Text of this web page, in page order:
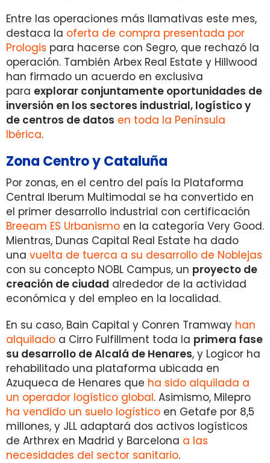
Entre las operaciones más llamativas este mes,
destaca la oferta de compra presentada por
Prologis para hacerse con Segro, que rechazó la
operación. También Arbex Real Estate y Hillwood
han firmado un acuerdo en exclusiva
para explorar conjuntamente oportunidades de
inversión en los sectores industrial, logístico y
de centros de datos en toda la Península
Ibérica.
Zona Centro y Cataluña
Por zonas, en el centro del país la Plataforma
Central Iberum Multimodal se ha convertido en
el primer desarrollo industrial con certificación
Breeam ES Urbanismo en la categoría Very Good.
Mientras, Dunas Capital Real Estate ha dado
una vuelta de tuerca a su desarrollo de Noblejas
con su concepto NOBL Campus, un proyecto de
creación de ciudad alrededor de la actividad
económica y del empleo en la localidad.
En su caso, Bain Capital y Conren Tramway han
alquilado a Cirro Fulfillment toda la primera fase
su desarrollo de Alcalá de Henares, y Logicor ha
rehabilitado una plataforma ubicada en
Azuqueca de Henares que ha sido alquilada a
un operador logístico global. Asimismo, Milepro
ha vendido un suelo logístico en Getafe por 8,5
millones, y JLL adaptará dos activos logísticos
de Arthrex en Madrid y Barcelona a las
necesidades del sector sanitario.